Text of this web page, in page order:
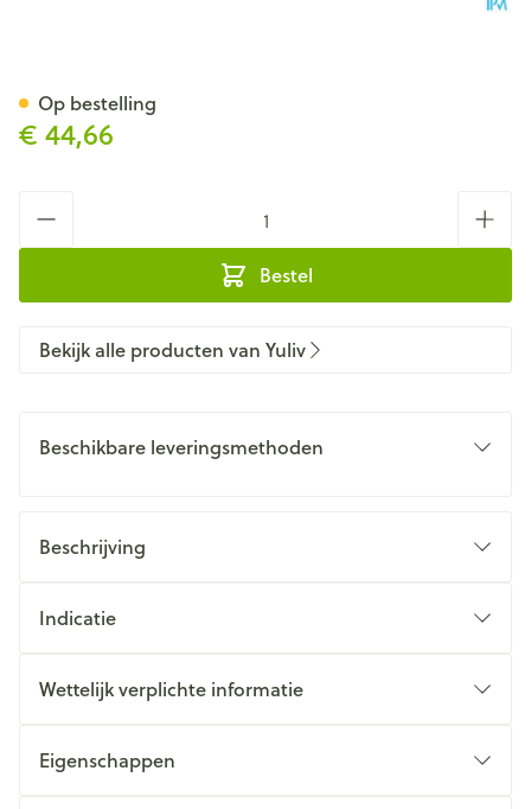
€ 44,66
Bestel
Op bestelling
Bekijk alle producten van Yuliv
Beschikbare leveringsmethoden
Beschrijving
Indicatie
Wettelijk verplichte informatie
Eigenschappen